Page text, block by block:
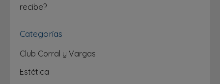
recibe?
Categorías
Club Corral y Vargas
Estética